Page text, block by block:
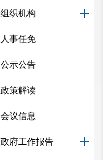
组织机构
人事任免
公示公告
政策解读
会议信息
政府工作报告